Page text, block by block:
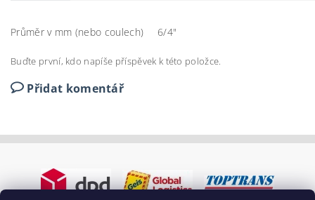
Průměr v mm (nebo coulech) 6/4"
Buďte první, kdo napíše příspěvek k této položce.
Přidat komentář